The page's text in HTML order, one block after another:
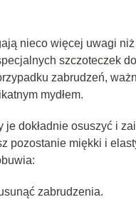
nieco więcej uwagi
szczoteczek
zabrudzeń,
mydłem.
dokładnie osuszyć i
pozostanie miękki i
zabrudzenia.